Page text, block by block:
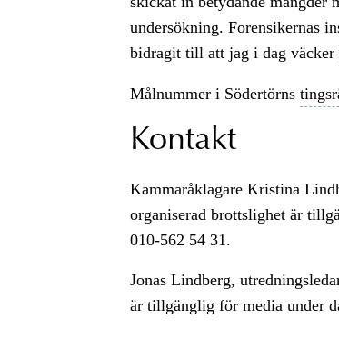
undersökning. Forensikernas
bidragit till att jag i dag väcker
Målnummer i Södertörns
Kontakt
Kammaråklagare Kristina
organiserad brottslighet är
010-562 54 31.
Jonas Lindberg,
är tillgänglig för media under